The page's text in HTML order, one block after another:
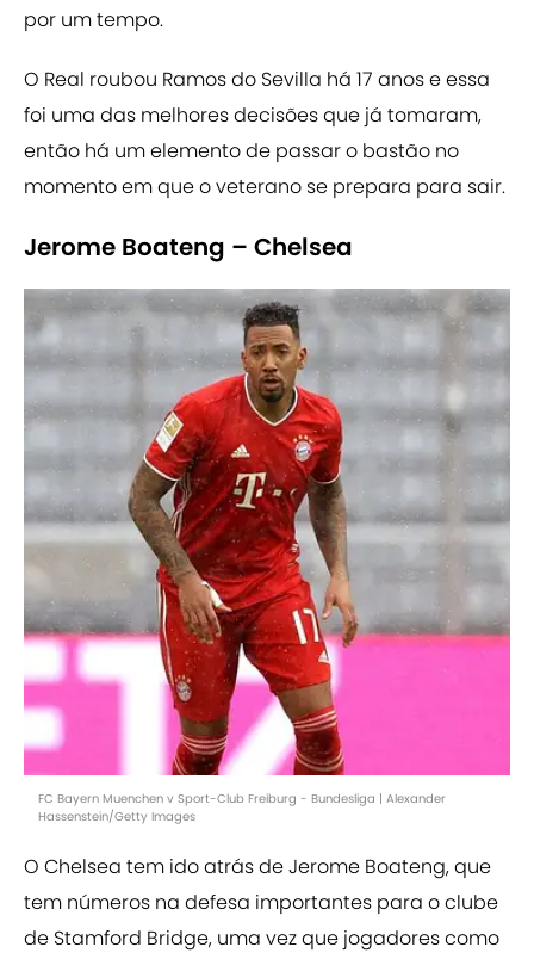
por um tempo.
O Real roubou Ramos do Sevilla há 17 anos e essa
foi uma das melhores decisões que já tomaram,
então há um elemento de passar o bastão no
momento em que o veterano se prepara para sair.
Jerome Boateng – Chelsea
FC Bayern Muenchen v Sport-Club Freiburg - Bundesliga | Alexander
Hassenstein/Getty Images
O Chelsea tem ido atrás de Jerome Boateng, que
tem números na defesa importantes para o clube
de Stamford Bridge, uma vez que jogadores como